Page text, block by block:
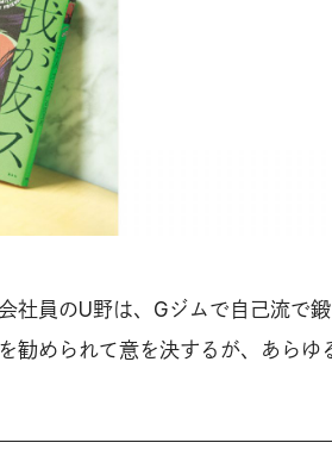
社員のU野は、Gジムで自己流で
勧められて意を決するが、あらゆ